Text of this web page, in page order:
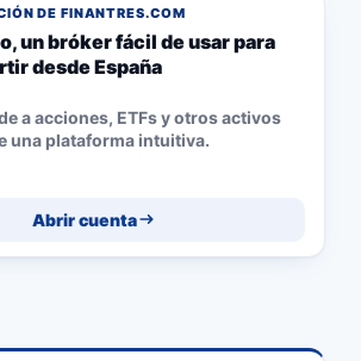
DE FINANTRES.COM
un bróker fácil de usar para
desde España
a acciones, ETFs y otros activos
una plataforma intuitiva.
Abrir cuenta